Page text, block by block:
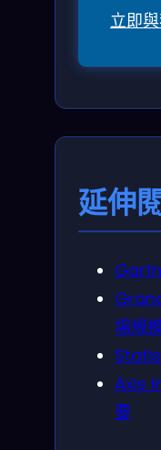
立即
延伸
場規
Axis
要